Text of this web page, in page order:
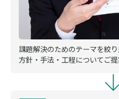
課題解決のためのテーマを絞
方針・手法・工程についてご提